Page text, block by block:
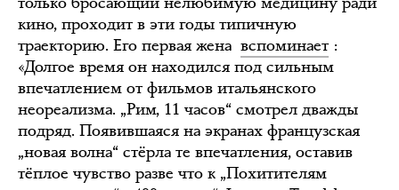
кино, проходит в эти годы типичную
траекторию. Его первая жена вспоминает :
«Долгое время он находился под сильным
впечатлением от фильмов итальянского
неореализма. „Рим, 11 часов“ смотрел дважды
подряд. Появившаяся на экранах французская
„новая волна“ стёрла те впечатления, оставив
тёплое чувство разве что к „Похитителям